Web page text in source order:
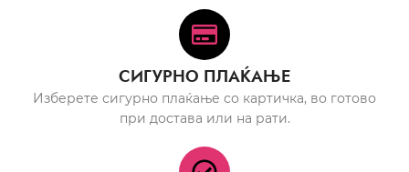
СИГУРНО ПЛАЌАЊЕ
Изберете сигурно плаќање со картичка, во готово
при достава или на рати.